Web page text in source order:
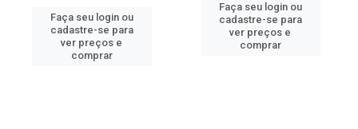
Faça seu login ou
cadastre-se para
ver preços e
comprar
Faça seu login ou
cadastre-se para
ver preços e
comprar